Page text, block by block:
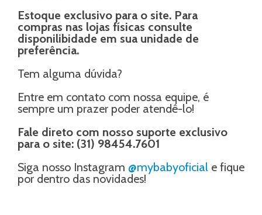
Estoque exclusivo para o site. Para
compras nas lojas físicas consulte
disponilibidade em sua unidade de
preferência.
Tem alguma dúvida?
Entre em contato com nossa equipe, é
sempre um prazer poder atendê-lo!
Fale direto com nosso suporte exclusivo
para o site: (31) 98454.7601
Siga nosso Instagram @mybabyoficial e fique
por dentro das novidades!